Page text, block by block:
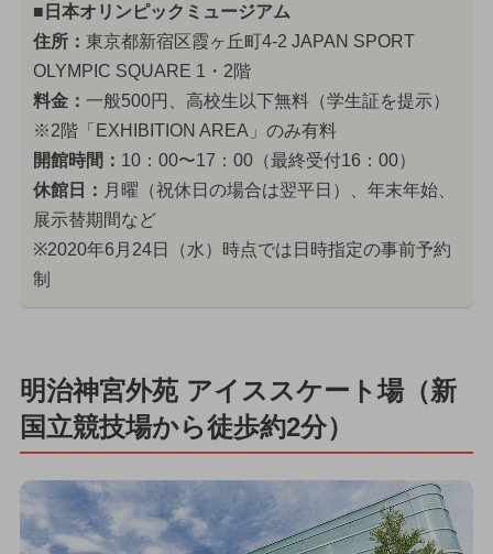
■日本オリンピックミュージアム
住所： 東京都新宿区霞ヶ丘町4-2 JAPAN SPORT
OLYMPIC SQUARE 1・2階
料金： 一般500円、高校生以下無料（学生証を提示）
※2階「EXHIBITION AREA」のみ有料
開館時間： 10：00〜17：00（最終受付16：00）
休館日： 月曜（祝休日の場合は翌平日）、年末年始、
展示替期間など
※2020年6月24日（水）時点では日時指定の事前予約
制
明治神宮外苑 アイススケート場（新
国立競技場から徒歩約2分）